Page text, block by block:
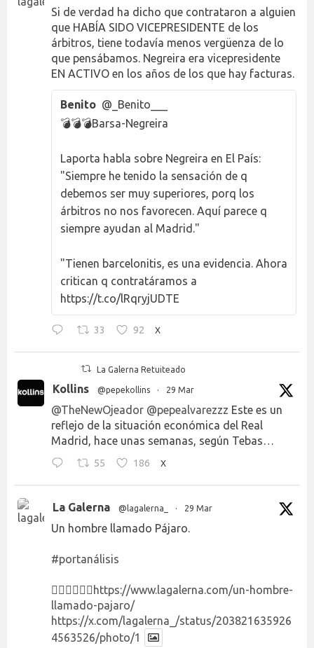
Si de verdad ha dicho que contrataron a alguien
que HABÍA SIDO VICEPRESIDENTE de los
árbitros, tiene todavía menos vergüenza de lo
que pensábamos. Negreira era vicepresidente
EN ACTIVO en los años de los que hay facturas.
Benito @_Benito___
💣💣💣Barsa-Negreira
Laporta habla sobre Negreira en El País:
"Siempre he tenido la sensación de q
debemos ser muy superiores, porq los
árbitros no nos favorecen. Aquí parece q
siempre ayudan al Madrid."
"Tienen barcelonitis, es una evidencia. Ahora
critican q contratáramos a
https://t.co/lRqryjUDTE
33 92 X
La Galerna Retuiteado
Kollins @pepekollins · 29 Mar
@TheNewOjeador @pepealvarezzz Este es un
reflejo de la situación económica del Real
Madrid, hace unas semanas, según Tebas…
55 186 X
La Galerna @lagalerna_ · 29 Mar
Un hombre llamado Pájaro.
#portanálisis
👉🏻👉🏻👉🏻 https://www.lagalerna.com/un-hombre-
llamado-pajaro/
https://x.com/lagalerna_/status/203821635926
4563526/photo/1